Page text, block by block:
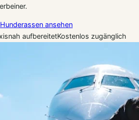
Hunderassen ansehen
aufbereitetKostenlos zugänglich